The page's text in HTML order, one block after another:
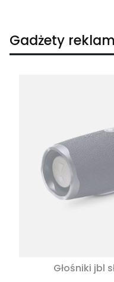
Gadżety
Głośniki jbl